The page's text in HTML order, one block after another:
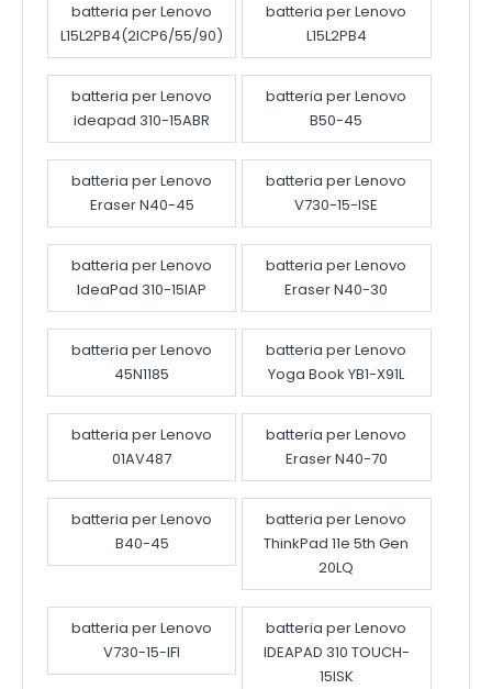
batteria per Lenovo
L15L2PB4(2ICP6/55/90)
batteria per Lenovo
L15L2PB4
batteria per Lenovo
ideapad 310-15ABR
batteria per Lenovo
B50-45
batteria per Lenovo
Eraser N40-45
batteria per Lenovo
V730-15-ISE
batteria per Lenovo
IdeaPad 310-15IAP
batteria per Lenovo
Eraser N40-30
batteria per Lenovo
45N1185
batteria per Lenovo
Yoga Book YB1-X91L
batteria per Lenovo
01AV487
batteria per Lenovo
Eraser N40-70
batteria per Lenovo
B40-45
batteria per Lenovo
ThinkPad 11e 5th Gen
20LQ
batteria per Lenovo
V730-15-IFI
batteria per Lenovo
IDEAPAD 310 TOUCH-
15ISK